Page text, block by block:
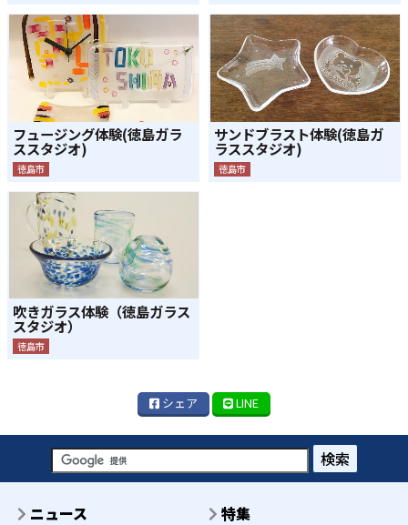
フュージング体験(徳島ガラ
ススタジオ)
徳島市
サンドブラスト体験(徳島ガ
ラススタジオ)
徳島市
吹きガラス体験（徳島ガラス
スタジオ）
徳島市
シェア LINE
検索
ニュース 特集